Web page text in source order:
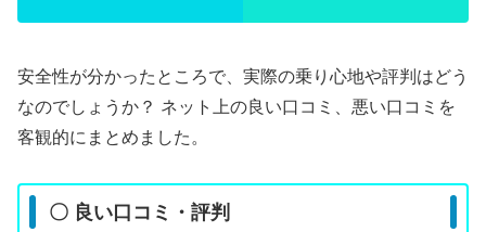
安全性が分かったところで、実際の乗り心地や評判はどう
なのでしょうか？ ネット上の良い口コミ、悪い口コミを
客観的にまとめました。
〇 良い口コミ・評判